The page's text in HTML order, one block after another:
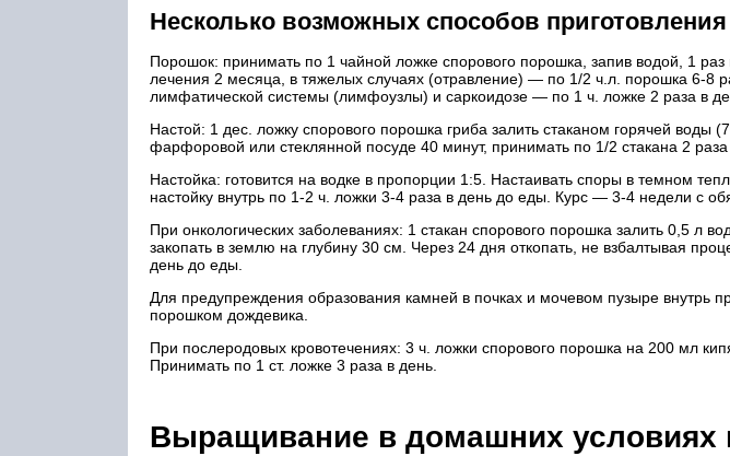
Несколько возможных способов
Порошок: принимать по 1 чайной ложке спо­рового порошка, запив водой, 1
лечения 2 месяца, в тяже­лых случаях (отравление) — по 1/2 ч.л. порошка 6-8
лимфатической системы (лимфоузлы) и саркоидозе — по 1 ч. ложке 2 раза в
Настой: 1 дес. ложку спорового порошка гри­ба залить стаканом горячей воды
фарфоровой или стеклян­ной посуде 40 минут, принимать по 1/2 стакана 2
Настойка: готовится на водке в пропорции 1:5. Настаивать споры в темном
настойку внутрь по 1-2 ч. ложки 3-4 раза в день до еды. Курс — 3-4 недели с
При онкологических заболеваниях: 1 стакан спорового порошка залить 0,5 л
закопать в зем­лю на глубину 30 см. Через 24 дня откопать, не взбалтывая
день до еды.
Для предупреждения образования камней в почках и мочевом пузыре внутрь
порошком дожде­вика.
При послеродовых кровотечениях: 3 ч. ложки спорового порошка на 200 мл
Принимать по 1 ст. ложке 3 раза в день.
Выращивание в домашних условиях